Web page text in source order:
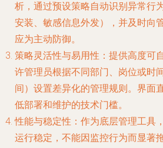
析，通过预设策略自动识别异常行
安装、敏感信息外发），并及时向
应为主动防御。
策略灵活性与易用性 ：提供高度可
许管理员根据不同部门、岗位或时
间）设置差异化的管理规则。界面
低部署和维护的技术门槛。
性能与稳定性 ：作为底层管理工具
运行稳定，不能因监控行为而显著